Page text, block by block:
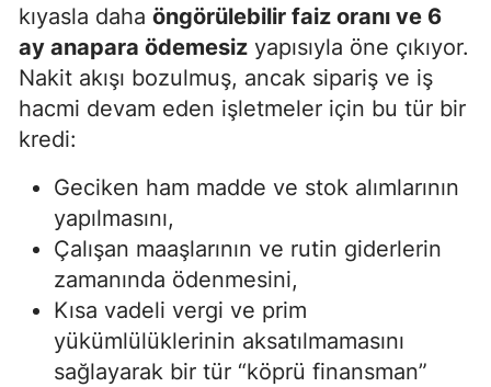
kıyasla daha öngörülebilir faiz oranı ve 6
ay anapara ödemesiz yapısıyla öne çıkıyor.
Nakit akışı bozulmuş, ancak sipariş ve iş
hacmi devam eden işletmeler için bu tür bir
kredi:
Geciken ham madde ve stok alımlarının
yapılmasını,
Çalışan maaşlarının ve rutin giderlerin
zamanında ödenmesini,
Kısa vadeli vergi ve prim
yükümlülüklerinin aksatılmamasını
sağlayarak bir tür “köprü finansman”